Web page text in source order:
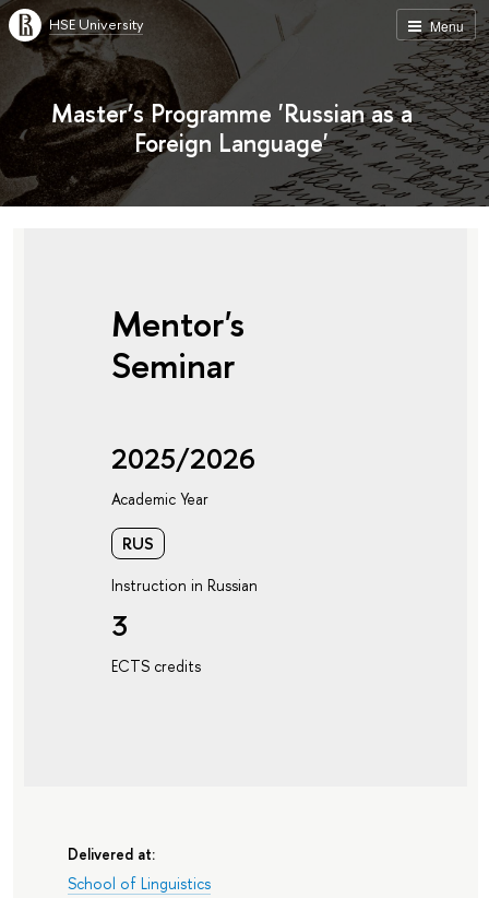
Menu
HSE University
Master’s Programme 'Russian as a
Foreign Language'
Mentor's
Seminar
2025/2026
Academic Year
RUS
Instruction in Russian
3
ECTS credits
Delivered at:
School of Linguistics